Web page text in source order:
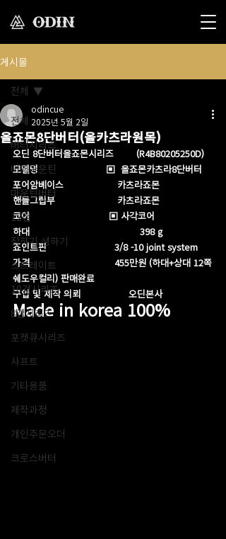
게시물
전체
버터시리즈
버터마운틴
마운틴버터
12검
장하기 생하기
스트레이트
10검시리즈
8검시리즈
포켓큐시리즈
샤프트
기타용품
제작과정
개인주문오더
크로스버터
전체
올죠몬8단버터(올카츠라원목)
odincue
2025년 5월 2일
오딘 8단버터올죠몬시리즈        (R4B80205250D)
모델명                        ▣  올죠몬카츠라8단버터
포어암베이스                   카츠라죠몬
핸들그립부                      카츠라죠몬
코어                            ▣ 사각코어
하대                                       398 g
죠인트핀                        3/8 -10 joint system
가격                              455만원 (하대+상대 12쪽
쉐도우컬리) 판매완료
구입 및 제작 의뢰                 오딘본사
Made in korea 100%